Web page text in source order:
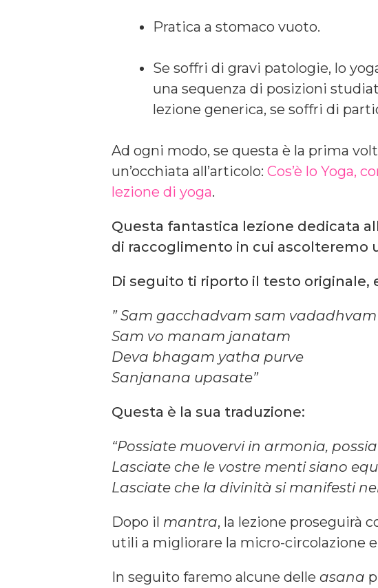
Pratica a stomaco vuoto.
Se soffri di gravi patologie, lo
una sequenza di posizioni
lezione generica, se soffri di
Ad ogni modo, se questa è la prima
un’occhiata all’articolo: Cos’è lo Yoga,
lezione di yoga.
Questa fantastica lezione dedicata
di raccoglimento in cui ascolteremo
Di seguito ti riporto il testo originale,
” Sam gacchadvam sam vadadhvam
Sam vo manam janatam
Deva bhagam yatha purve
Sanjanana upasate”
Questa è la sua traduzione:
“Possiate muovervi in armonia,
Lasciate che le vostre menti siano
Lasciate che la divinità si manifesti
Dopo il mantra, la lezione proseguirà
utili a migliorare la micro-circolazione
In seguito faremo alcune delle asana